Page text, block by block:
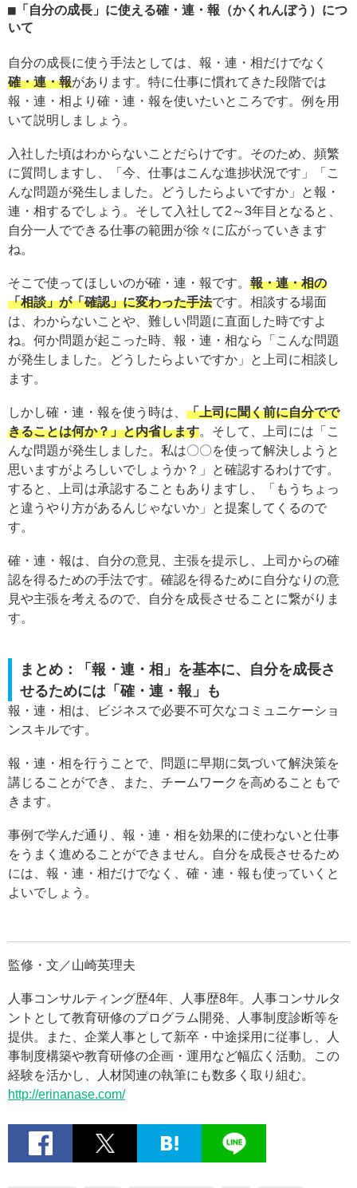
「自分の成長」に使える確・連・報（かくれんぼう）につ
いて
自分の成長に使う手法としては、報・連・相だけでなく
確・連・報があります。特に仕事に慣れてきた段階では
報・連・相より確・連・報を使いたいところです。例を用
いて説明しましょう。
入社した頃はわからないことだらけです。そのため、頻繁
に質問しますし、「今、仕事はこんな進捗状況です」「こ
んな問題が発生しました。どうしたらよいですか」と報・
連・相するでしょう。そして入社して2～3年目となると、
自分一人でできる仕事の範囲が徐々に広がっていきます
ね。
そこで使ってほしいのが確・連・報です。 報・連・相の
「相談」が「確認」に変わった手法です。相談する場面
は、わからないことや、難しい問題に直面した時ですよ
ね。何か問題が起こった時、報・連・相なら「こんな問題
が発生しました。どうしたらよいですか」と上司に相談し
ます。
しかし確・連・報を使う時は、 「上司に聞く前に自分でで
きることは何か？」と内省します。そして、上司には「こ
んな問題が発生しました。私は〇〇を使って解決しようと
思いますがよろしいでしょうか？」と確認するわけです。
すると、上司は承認することもありますし、「もうちょっ
と違うやり方があるんじゃないか」と提案してくるので
す。
確・連・報は、自分の意見、主張を提示し、上司からの確
認を得るための手法です。確認を得るために自分なりの意
見や主張を考えるので、自分を成長させることに繋がりま
す。
まとめ：「報・連・相」を基本に、自分を成長さ
せるためには「確・連・報」も
報・連・相は、ビジネスで必要不可欠なコミュニケーショ
ンスキルです。
報・連・相を行うことで、問題に早期に気づいて解決策を
講じることができ、また、チームワークを高めることもで
きます。
事例で学んだ通り、報・連・相を効果的に使わないと仕事
をうまく進めることができません。自分を成長させるため
には、報・連・相だけでなく、確・連・報も使っていくと
よいでしょう。
監修・文／山崎英理夫
人事コンサルティング歴4年、人事歴8年。人事コンサルタ
ントとして教育研修のプログラム開発、人事制度診断等を
提供。また、企業人事として新卒・中途採用に従事し、人
事制度構築や教育研修の企画・運用など幅広く活動。この
経験を活かし、人材関連の執筆にも数多く取り組む。
http://erinanase.com/